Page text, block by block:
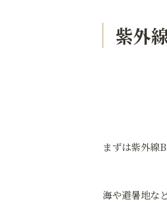
紫外
まずは紫外線B
海や避暑地な